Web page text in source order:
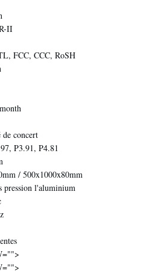
II
FCC, CCC, RoSH
de concert
P3.91, P4.81
/ 500x1000x80mm
pression l'aluminium